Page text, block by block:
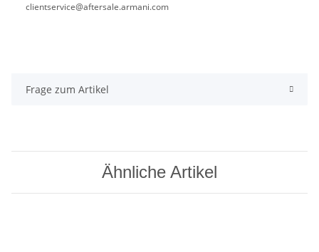
clientservice@aftersale.armani.com
Frage zum Artikel
Ähnliche Artikel